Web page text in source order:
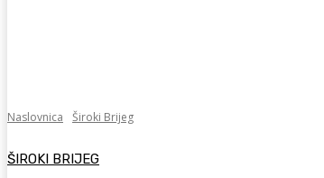
Naslovnica Široki Brijeg
ŠIROKI BRIJEG